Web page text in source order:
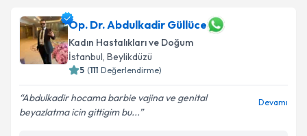
Op. Dr. Abdulkadir Güllüce
Kadın Hastalıkları ve Doğum
İstanbul, Beylikdüzü
5 (111 Değerlendirme)
Abdulkadir hocama barbie vajina ve genital
beyazlatma icin gittigim bu...
Devamı